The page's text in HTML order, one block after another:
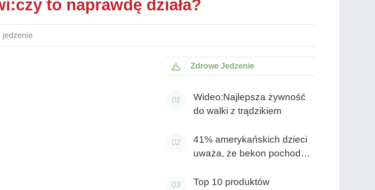
to naprawdę działa?
jedzenie
Zdrowe Jedzenie
Wideo:Najlepsza żywność
do walki z trądzikiem
41% amerykańskich dzieci
uważa, że ​​bekon pochodzi
Top 10 produktów